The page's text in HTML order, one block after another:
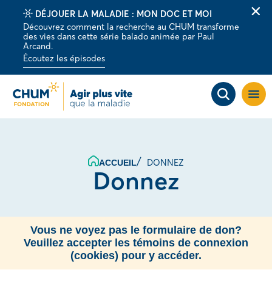
DÉJOUER LA MALADIE : MON DOC ET MOI
Découvrez comment la recherche au CHUM transforme
des vies dans cette série balado animée par Paul
Arcand.
Écoutez les épisodes
la
ACCUEIL DONNEZ
Donnez
Vous ne voyez pas le formulaire de don?
Veuillez accepter les témoins de connexion
(cookies) pour y accéder.